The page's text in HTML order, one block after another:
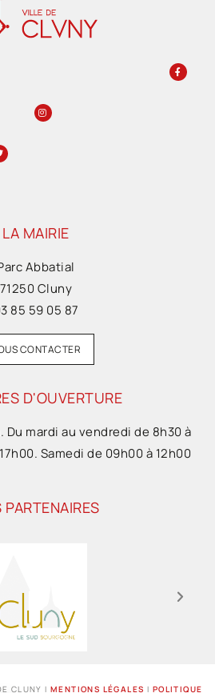
LA MAIRIE
Abbatial
71250 Cluny
85 59 05 87
CONTACTER
D'OUVERTURE
Du mardi au vendredi de 8h30 à
Samedi de 09h00 à 12h00
PARTENAIRES
CLUNY IMENTIONS LÉGALES I POLITIQUE